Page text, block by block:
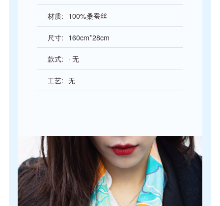
材质: 100%桑蚕丝
尺寸: 160cm*28cm
款式: · 无
工艺: 无